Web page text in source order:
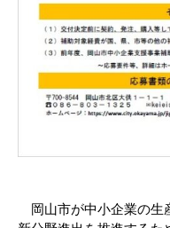
岡山市が中小企業の生